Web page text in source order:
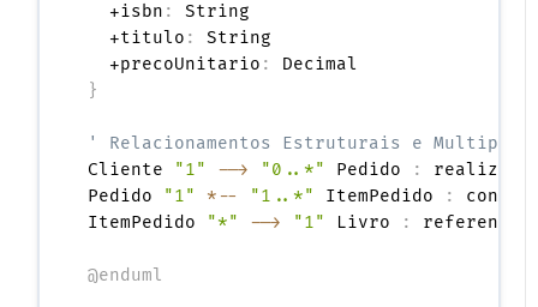
  +isbn
:
String
  +titulo
:
String
  +precoUnitario
:
}
' Relacionamentos Estruturais e
Cliente
"1" --> "0..*" Pedido :
realiza >
Pedido
"1" *-- "1..*" ItemPedido :
contém
ItemPedido
"*" --> "1" Livro : referencia
@enduml